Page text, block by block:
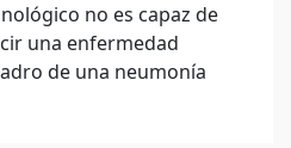
no es capaz de
una enfermedad
de una neumonía